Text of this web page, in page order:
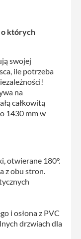
o których
swojej
ile potrzeba
na
całkowitą
1430 mm w
otwierane 180°.
z obu stron.
i osłona z PVC
drzwiach dla